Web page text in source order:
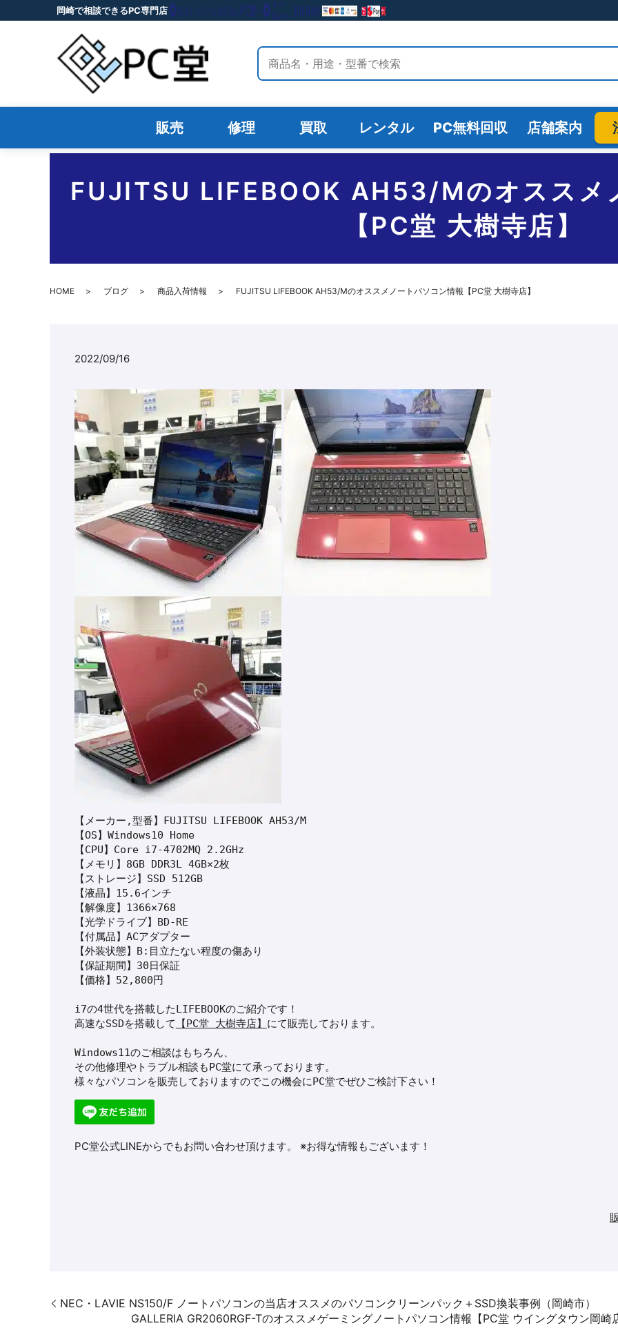
岡崎で相談できるPC専門店
サイト内検索
販売 修理 買取 レンタル PC無料回収 店舗案内
FUJITSU LIFEBOOK AH53/Mのオススメ
【PC堂 大樹寺店】
HOME ブログ 商品入荷情報 FUJITSU LIFEBOOK AH53/Mのオススメノートパソコン情報【PC堂 大樹寺店】
2022/09/16
【メーカー,型番】FUJITSU LIFEBOOK AH53/M
【OS】Windows10 Home
【CPU】Core i7-4702MQ 2.2GHz
【メモリ】8GB DDR3L 4GB×2枚
【ストレージ】SSD 512GB
【液晶】15.6インチ
【解像度】1366×768
【光学ドライブ】BD-RE
【付属品】ACアダプター
【外装状態】B:目立たない程度の傷あり
【保証期間】30日保証
【価格】52,800円
i7の4世代を搭載したLIFEBOOKのご紹介です！
高速なSSDを搭載して 【PC堂 大樹寺店】 にて販売しております。
Windows11のご相談はもちろん、
その他修理やトラブル相談もPC堂にて承っております。
様々なパソコンを販売しておりますのでこの機会にPC堂でぜひご検討下さい！
PC堂公式LINEからでもお問い合わせ頂けます。 ※お得な情報もございます！
NEC・LAVIE NS150/F ノートパソコンの当店オススメのパソコンクリーンパック＋SSD換装事例（岡崎市）
GALLERIA GR2060RGF-Tのオススメゲーミングノートパソコン情報【PC堂 ウイングタウン